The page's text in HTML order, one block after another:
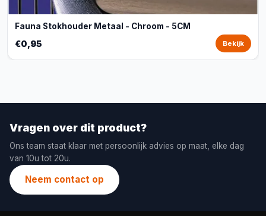
Fauna Stokhouder Metaal - Chroom - 5CM
€0,95 Bekijk
Vragen over dit product?
Ons team staat klaar met persoonlijk advies op maat, elke dag
van 10u tot 20u.
Neem contact op